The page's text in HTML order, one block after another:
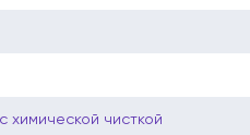
химической чисткой